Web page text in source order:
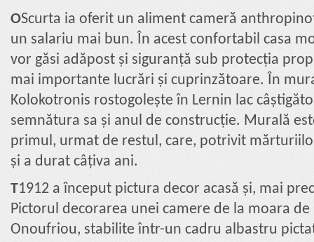
ΟScurta ia oferit un aliment cameră
un salariu mai bun. În acest confortabil casa
vor găsi adăpost și siguranță sub protecția
mai importante lucrări și cuprinzătoare. În
Kolokotronis rostogolește în Lernin lac
semnătura sa și anul de construcție. Murală
primul, urmat de restul, care, potrivit
și a durat câțiva ani.
T1912 a început pictura decor acasă și, mai
Pictorul decorarea unei camere de la moara de
Onoufriou, stabilite într-un cadru albastru